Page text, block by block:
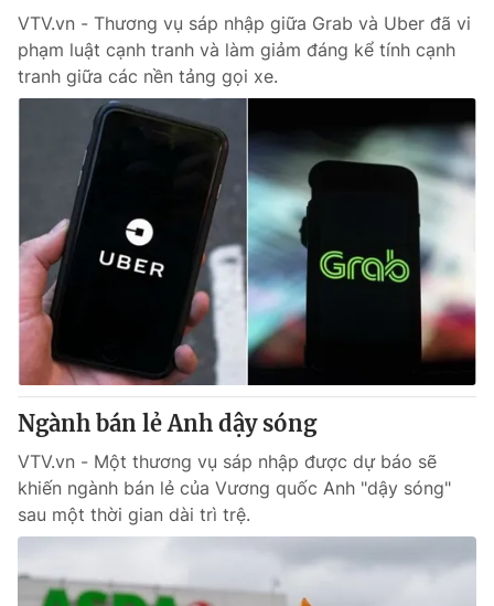
VTV.vn - Thương vụ sáp nhập giữa Grab và Uber đã vi
phạm luật cạnh tranh và làm giảm đáng kể tính cạnh
tranh giữa các nền tảng gọi xe.
Ngành bán lẻ Anh dậy sóng
VTV.vn - Một thương vụ sáp nhập được dự báo sẽ
khiến ngành bán lẻ của Vương quốc Anh "dậy sóng"
sau một thời gian dài trì trệ.